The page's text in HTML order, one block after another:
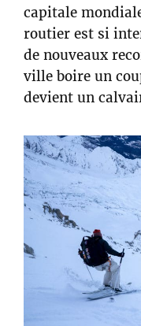
capitale
routier est si
de nouveaux
ville boire un
devient un